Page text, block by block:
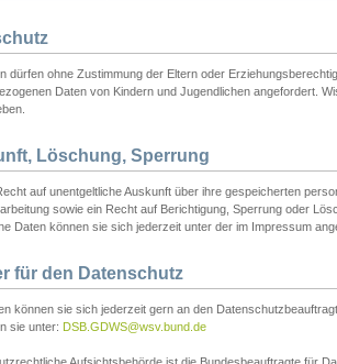
dürfen ohne Zustimmung der Eltern oder
Daten von Kindern und Jugendlichen angefordert.
Löschung, Sperrung
auf unentgeltliche Auskunft über ihre gespeicherten
sowie ein Recht auf Berichtigung, Sperrung oder
Daten können sie sich jederzeit unter der im Impressum
für den Datenschutz
können sie sich jederzeit gern an den
sie unter: DSB.GDWS@wsv.bund.de